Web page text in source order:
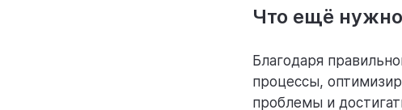
Что ещё
Благодаря
процессы,
проблемы и